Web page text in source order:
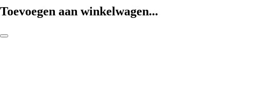
Toevoegen aan winkelwagen...